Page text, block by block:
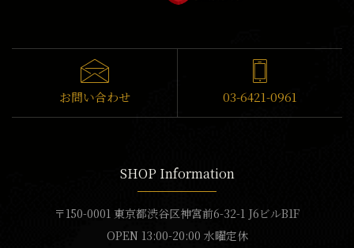
お問い合わせ 03-6421-0961
SHOP Information
〒150-0001 東京都渋谷区神宮前6-32-1 J6ビルB1F
OPEN 13:00-20:00 水曜定休